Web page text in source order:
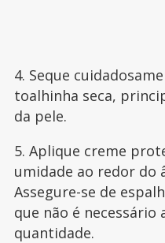
4. Seque
toalhinha seca,
da pele.
5. Aplique creme
umidade ao redor do
Assegure-se de
que não é necessário
quantidade.